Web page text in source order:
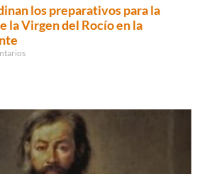
los preparativos para la
la Virgen del Rocío en la